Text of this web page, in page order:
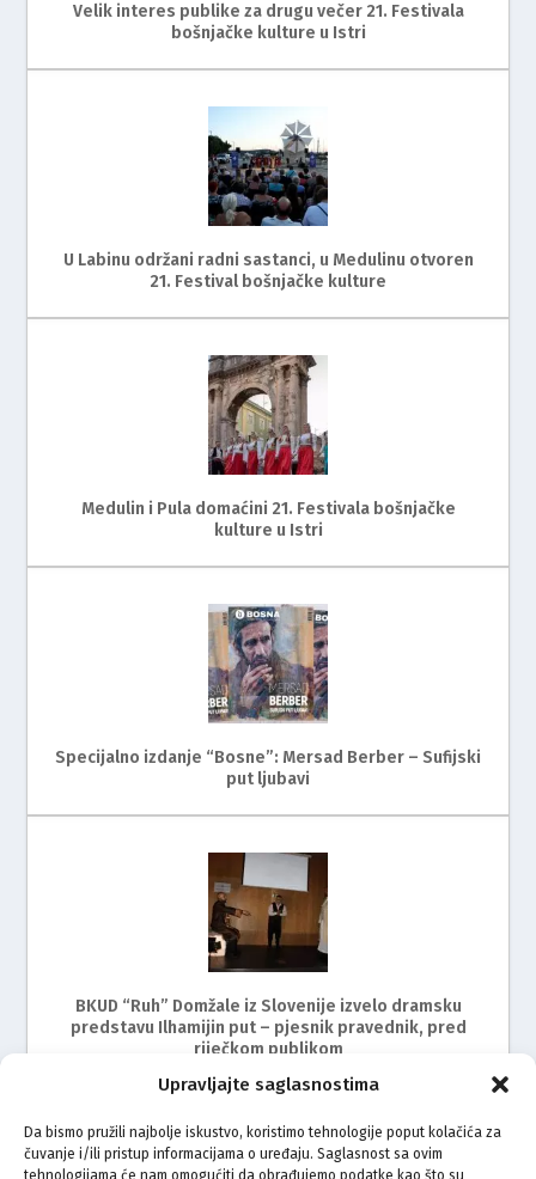
Upravljajte saglasnostima
Da bismo pružili najbolje iskustvo, koristimo tehnologije poput kolačića za
čuvanje i/ili pristup informacijama o uređaju. Saglasnost sa ovim
tehnologijama će nam omogućiti da obrađujemo podatke kao što su
Velik interes publike za drugu večer 21. Festivala
bošnjačke kulture u Istri
U Labinu održani radni sastanci, u Medulinu otvoren
21. Festival bošnjačke kulture
Medulin i Pula domaćini 21. Festivala bošnjačke
kulture u Istri
Specijalno izdanje “Bosne”: Mersad Berber – Sufijski
put ljubavi
BKUD “Ruh” Domžale iz Slovenije izvelo dramsku
predstavu Ilhamijin put – pjesnik pravednik, pred
riječkom publikom